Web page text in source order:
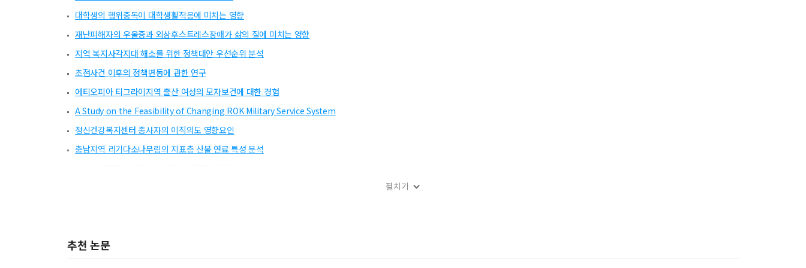
대학생의 행위중독이 대학생활적응에 미치는 영향
재난피해자의 우울증과 외상후스트레스장애가 삶의 질에 미치는 영향
지역 복지사각지대 해소를 위한 정책대안 우선순위 분석
초점사건 이후의 정책변동에 관한 연구
에티오피아 티그라이지역 출산 여성의 모자보건에 대한 경험
A Study on the Feasibility of Changing ROK Military Service System
정신건강복지센터 종사자의 이직의도 영향요인
충남지역 리기다소나무림의 지표층 산불 연료 특성 분석
펼치기
추천 논문